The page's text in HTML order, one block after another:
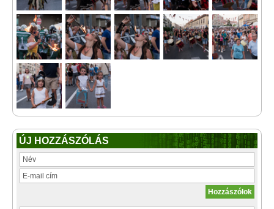
ÚJ HOZZÁSZÓLÁS